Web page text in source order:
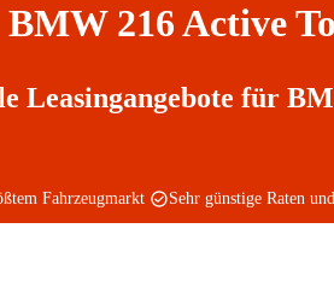
BMW 216 Active
Leasingangebote für
Fahrzeugmarkt Sehr günstige Raten